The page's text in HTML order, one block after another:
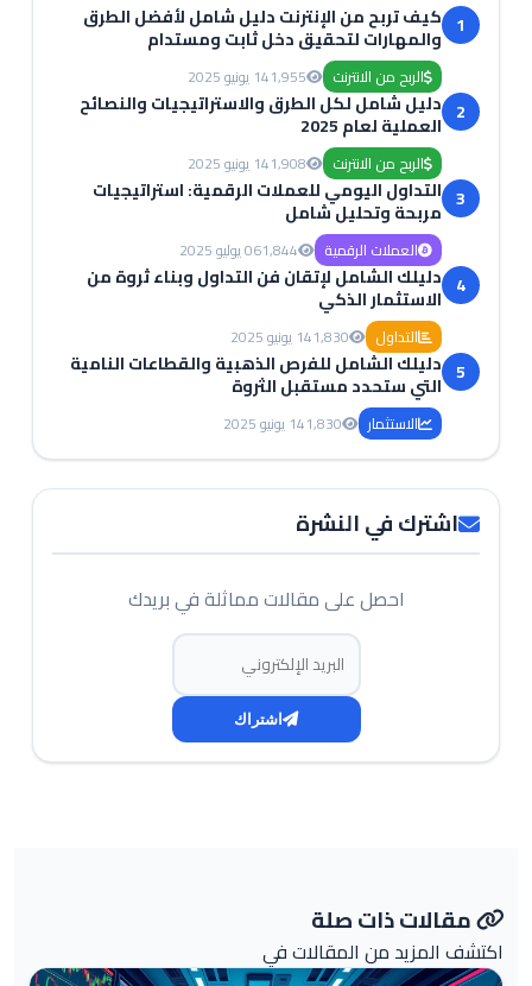
1 كيف تربح من الإنترنت دليل شامل لأفضل الطرق
والمهارات لتحقيق دخل ثابت ومستدام
الربح من الانترنت 1,95514 يونيو 2025
2 دليل شامل لكل الطرق والاستراتيجيات والنصائح
العملية لعام 2025
الربح من الانترنت 1,90814 يونيو 2025
3 التداول اليومي للعملات الرقمية: استراتيجيات
مربحة وتحليل شامل
العملات الرقمية 1,84406 يوليو 2025
4 دليلك الشامل لإتقان فن التداول وبناء ثروة من
الاستثمار الذكي
التداول 1,83014 يونيو 2025
5 دليلك الشامل للفرص الذهبية والقطاعات النامية
التي ستحدد مستقبل الثروة
الاستثمار 1,83014 يونيو 2025
اشترك في النشرة
احصل على مقالات مماثلة في بريدك
البريد الإلكتروني
اشتراك
مقالات ذات صلة
اكتشف المزيد من المقالات في